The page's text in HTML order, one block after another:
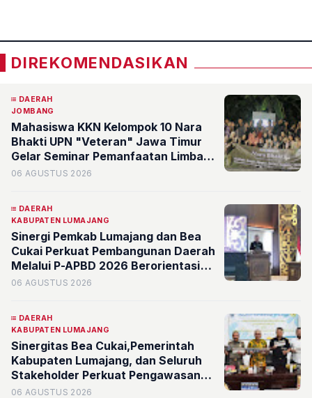
DIREKOMENDASIKAN
DAERAH
JOMBANG
Mahasiswa KKN Kelompok 10 Nara
Bhakti UPN "Veteran" Jawa Timur
Gelar Seminar Pemanfaatan Limbah
Bernilai Ekonomi di Desa Mojoduwur
06 AGUSTUS 2026
DAERAH
KABUPATEN LUMAJANG
Sinergi Pemkab Lumajang dan Bea
Cukai Perkuat Pembangunan Daerah
Melalui P-APBD 2026 Berorientasi
pada Kesejahteraan Masyarakat
06 AGUSTUS 2026
DAERAH
KABUPATEN LUMAJANG
Sinergitas Bea Cukai,Pemerintah
Kabupaten Lumajang, dan Seluruh
Stakeholder Perkuat Pengawasan
Barang Kena Cukai Ilegal Melalui
06 AGUSTUS 2026